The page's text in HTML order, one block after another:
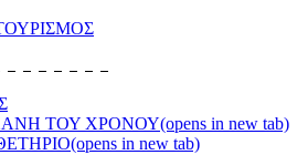
ΤΟΥ ΧΡΟΝΟΥ(opens in new tab)
(opens in new tab)